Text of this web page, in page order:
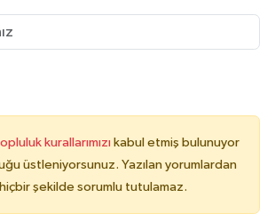
kurallarımızı kabul etmiş bulunuyor
üstleniyorsunuz. Yazılan yorumlardan
şekilde sorumlu tutulamaz.